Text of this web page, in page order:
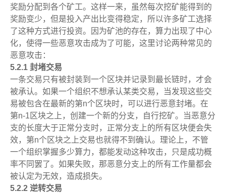
奖励分配到各个矿工。这样一来，虽然每次挖矿能得到的
奖励变少，但是投入产出比变得稳定，所以许多矿工选择
了这种方式进行投资。因为矿池的存在，算力出现了中心
化，使得一些恶意攻击成为了可能，这里讨论两种常见的
恶意攻击：
5.2.1 封堵交易
一条交易只有被封装到一个区块并记录到最长链时，才会
被承认。如果一个组织不想承认某类交易，当发现这些交
易被包含在最新的第n个区块时，可以进行恶意封堵。在
第n-1区块之上，创建一个新的分支，自行挖矿。当恶意分
支的长度大于正常分支时，正常分支上的所有区块便会失
效，第n个区块之上交易也就得不到确认。理论上，不管
一个组织掌握多少算力，都能发动这种攻击，只是成功概
率不同罢了。如果失败，那恶意分支上的所有工作量都会
被认定为无效，造成损失。
5.2.2 逆转交易